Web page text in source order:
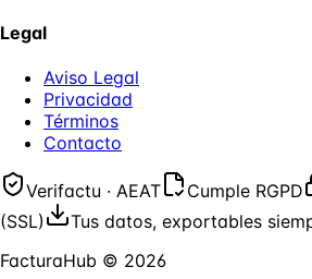
Legal
Aviso Legal
Privacidad
Términos
Contacto
Verifactu · AEAT Cumple RGPD
(SSL)
Tus datos, exportables
FacturaHub © 2026